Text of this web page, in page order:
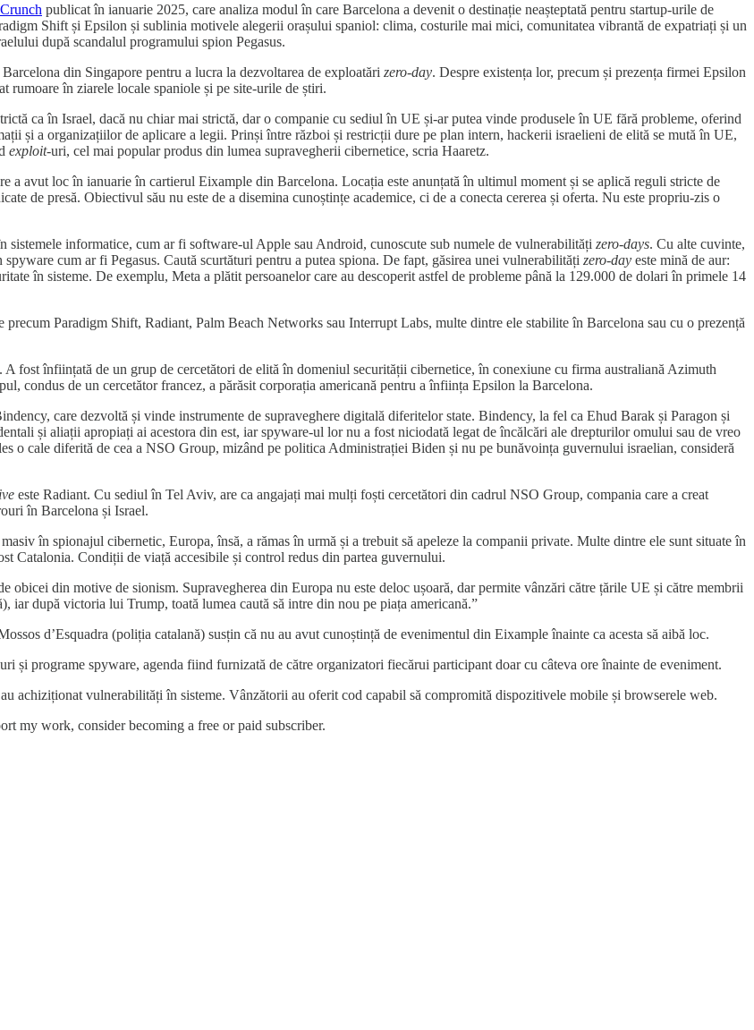
publicat în ianuarie 2025, care analiza modul în care Barcelona a devenit o destinație neașteptată pentru startup-urile de
Shift și Epsilon și sublinia motivele alegerii orașului spaniol: clima, costurile mai mici, comunitatea vibrantă de expatriați și un
după scandalul programului spion Pegasus.
din Singapore pentru a lucra la dezvoltarea de exploatări zero-day. Despre existența lor, precum și prezența firmei Epsilon
rumoare în ziarele locale spaniole și pe site-urile de știri.
ca în Israel, dacă nu chiar mai strictă, dar o companie cu sediul în UE și-ar putea vinde produsele în UE fără probleme, oferind
și a organizațiilor de aplicare a legii. Prinși între război și restricții dure pe plan intern, hackerii israelieni de elită se mută în UE,
exploit-uri, cel mai popular produs din lumea supravegherii cibernetice, scria Haaretz.
a avut loc în ianuarie în cartierul Eixample din Barcelona. Locația este anunțată în ultimul moment și se aplică reguli stricte de
de presă. Obiectivul său nu este de a disemina cunoștințe academice, ci de a conecta cererea și oferta. Nu este propriu-zis o
sistemele informatice, cum ar fi software-ul Apple sau Android, cunoscute sub numele de vulnerabilități zero-days. Cu alte cuvinte,
spyware cum ar fi Pegasus. Caută scurtături pentru a putea spiona. De fapt, găsirea unei vulnerabilități zero-day este mină de aur:
în sisteme. De exemplu, Meta a plătit persoanelor care au descoperit astfel de probleme până la 129.000 de dolari în primele 14
Paradigm Shift, Radiant, Palm Beach Networks sau Interrupt Labs, multe dintre ele stabilite în Barcelona sau cu o prezență
A fost înființată de un grup de cercetători de elită în domeniul securității cibernetice, în conexiune cu firma australiană Azimuth
condus de un cercetător francez, a părăsit corporația americană pentru a înființa Epsilon la Barcelona.
care dezvoltă și vinde instrumente de supraveghere digitală diferitelor state. Bindency, la fel ca Ehud Barak și Paragon și
și aliații apropiați ai acestora din est, iar spyware-ul lor nu a fost niciodată legat de încălcări ale drepturilor omului sau de vreo
o cale diferită de cea a NSO Group, mizând pe politica Administrației Biden și nu pe bunăvoința guvernului israelian, consideră
este Radiant. Cu sediul în Tel Aviv, are ca angajați mai mulți foști cercetători din cadrul NSO Group, compania care a creat
în Barcelona și Israel.
masiv în spionajul cibernetic, Europa, însă, a rămas în urmă și a trebuit să apeleze la companii private. Multe dintre ele sunt situate în
Catalonia. Condiții de viață accesibile și control redus din partea guvernului.
obicei din motive de sionism. Supravegherea din Europa nu este deloc ușoară, dar permite vânzări către țările UE și către membrii
după victoria lui Trump, toată lumea caută să intre din nou pe piața americană.”
d’Esquadra (poliția catalană) susțin că nu au avut cunoștință de evenimentul din Eixample înainte ca acesta să aibă loc.
și programe spyware, agenda fiind furnizată de către organizatori fiecărui participant doar cu câteva ore înainte de eveniment.
achiziționat vulnerabilități în sisteme. Vânzătorii au oferit cod capabil să compromită dispozitivele mobile și browserele web.
my work, consider becoming a free or paid subscriber.